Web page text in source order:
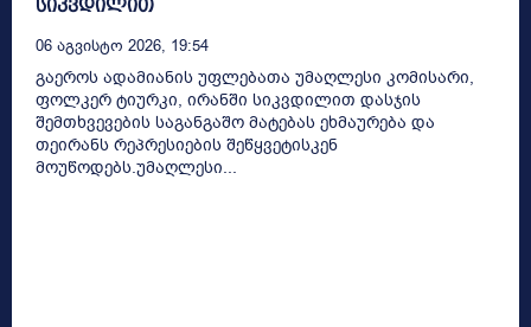
სიკვდილით
06 Აგვისტო 2026, 19:54
გაეროს ადამიანის უფლებათა უმაღლესი კომისარი,
ფოლკერ ტიურკი, ირანში სიკვდილით დასჯის
შემთხვევების საგანგაშო მატებას ეხმაურება და
თეირანს რეპრესიების შეწყვეტისკენ
მოუწოდებს.უმაღლესი...